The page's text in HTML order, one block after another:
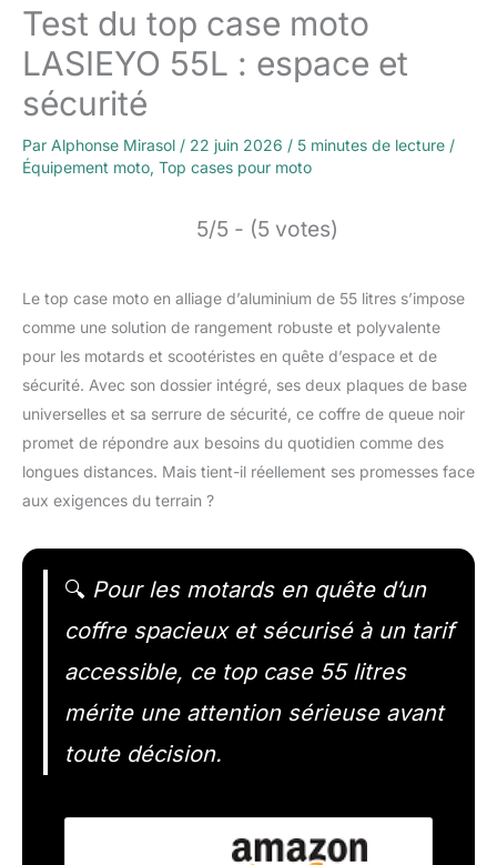
Test du top case moto
LASIEYO 55L : espace et
sécurité
Par Alphonse Mirasol / 22 juin 2026 / 5 minutes de lecture /
Équipement moto, Top cases pour moto
5/5 - (5 votes)
Le top case moto en alliage d’aluminium de 55 litres s’impose
comme une solution de rangement robuste et polyvalente
pour les motards et scootéristes en quête d’espace et de
sécurité. Avec son dossier intégré, ses deux plaques de base
universelles et sa serrure de sécurité, ce coffre de queue noir
promet de répondre aux besoins du quotidien comme des
longues distances. Mais tient-il réellement ses promesses face
aux exigences du terrain ?
🔍 Pour les motards en quête d’un
coffre spacieux et sécurisé à un tarif
accessible, ce top case 55 litres
mérite une attention sérieuse avant
toute décision.